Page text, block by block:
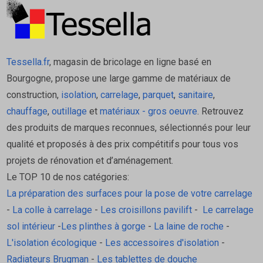
Tessella.fr, magasin de bricolage en ligne basé en
Bourgogne, propose une large gamme de matériaux de
construction, isolation, carrelage, parquet, sanitaire,
chauffage, outillage et matériaux - gros oeuvre . Retrouvez
des produits de marques reconnues, sélectionnés pour leur
qualité et proposés à des prix compétitifs pour tous vos
projets de rénovation et d’aménagement.
Le TOP 10 de nos catégories:
La préparation des surfaces pour la pose de votre carrelage
- La colle à carrelage - Les croisillons pavilift- Le carrelage
sol intérieur-Les plinthes à gorge - La laine de roche -
L'isolation écologique - Les accessoires d'isolation -
Radiateurs Brugman - Les tablettes de douche